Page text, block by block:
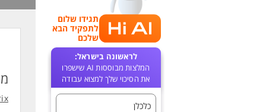
תגידו שלום
לתפקיד הבא
שלכם
לראשונה בישראל:
המלצות מבוססות AI שישפרו
את הסיכוי שלך למצוא עבודה
כלכלן